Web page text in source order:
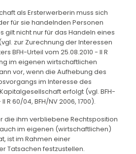
als Ersterwerberin muss sich
für sie handelnden Personen
gilt nicht nur für das Handeln eines
zur Zurechnung der Interessen
BFH-Urteil vom 25.08.2010 - II R
im eigenen wirtschaftlichen
vor, wenn die Aufhebung des
im Interesse des
erfolgt (vgl. BFH-
R 60/04, BFH/NV 2006, 1700).
die ihm verbliebene Rechtsposition
im eigenen (wirtschaftlichen)
ist im Rahmen einer
Tatsachen festzustellen.